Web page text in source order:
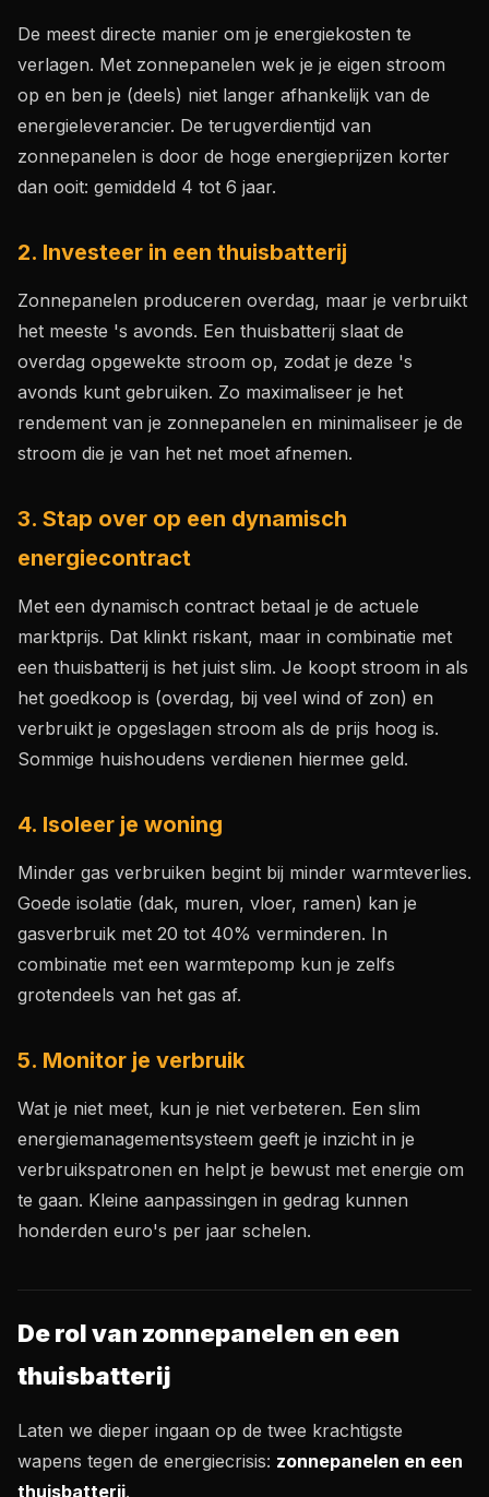
De meest directe manier om je energiekosten te
verlagen. Met zonnepanelen wek je je eigen stroom
op en ben je (deels) niet langer afhankelijk van de
energieleverancier. De terugverdientijd van
zonnepanelen is door de hoge energieprijzen korter
dan ooit: gemiddeld 4 tot 6 jaar.
2. Investeer in een thuisbatterij
Zonnepanelen produceren overdag, maar je verbruikt
het meeste 's avonds. Een thuisbatterij slaat de
overdag opgewekte stroom op, zodat je deze 's
avonds kunt gebruiken. Zo maximaliseer je het
rendement van je zonnepanelen en minimaliseer je de
stroom die je van het net moet afnemen.
3. Stap over op een dynamisch
energiecontract
Met een dynamisch contract betaal je de actuele
marktprijs. Dat klinkt riskant, maar in combinatie met
een thuisbatterij is het juist slim. Je koopt stroom in als
het goedkoop is (overdag, bij veel wind of zon) en
verbruikt je opgeslagen stroom als de prijs hoog is.
Sommige huishoudens verdienen hiermee geld.
4. Isoleer je woning
Minder gas verbruiken begint bij minder warmteverlies.
Goede isolatie (dak, muren, vloer, ramen) kan je
gasverbruik met 20 tot 40% verminderen. In
combinatie met een warmtepomp kun je zelfs
grotendeels van het gas af.
5. Monitor je verbruik
Wat je niet meet, kun je niet verbeteren. Een slim
energiemanagementsysteem geeft je inzicht in je
verbruikspatronen en helpt je bewust met energie om
te gaan. Kleine aanpassingen in gedrag kunnen
honderden euro's per jaar schelen.
De rol van zonnepanelen en een
thuisbatterij
Laten we dieper ingaan op de twee krachtigste
wapens tegen de energiecrisis: zonnepanelen en een
thuisbatterij.